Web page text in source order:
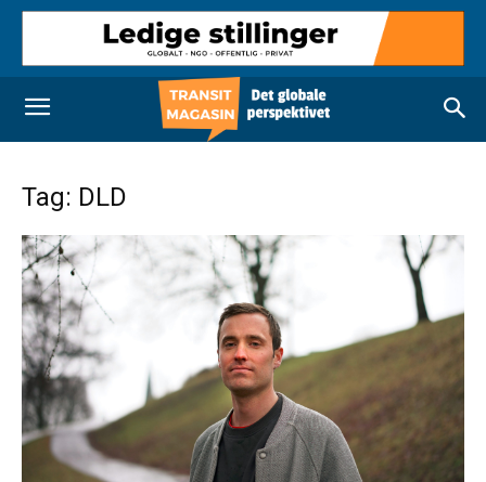
Tag: DLD